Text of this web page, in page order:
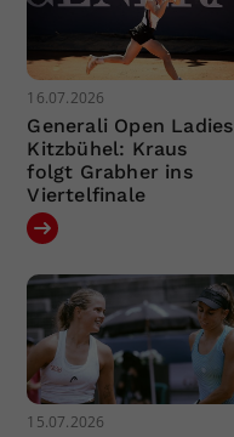
16.07.2026
Generali Open Ladies
Kitzbühel: Kraus
folgt Grabher ins
Viertelfinale
15.07.2026